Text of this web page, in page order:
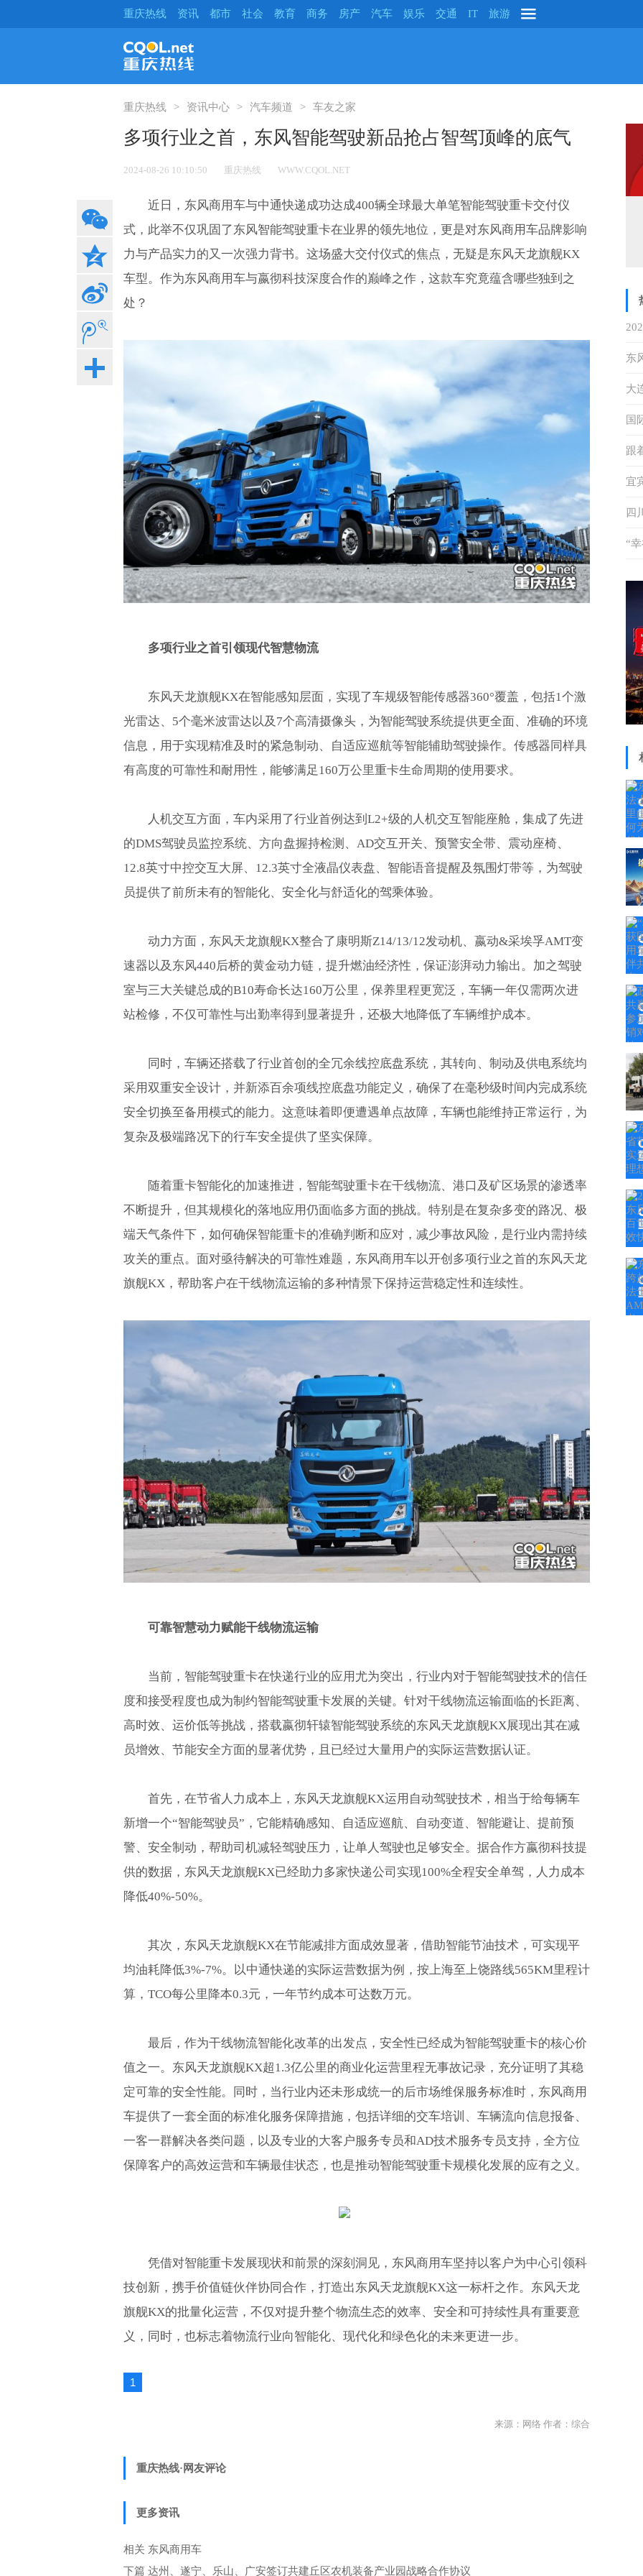
重庆热线 资讯 都市 社会 教育 商务 房产 汽车 娱乐 交通 IT 旅游
重庆热线 资讯中心 汽车频道 车友之家
多项行业之首，东风智能驾驶新品抢占智驾顶峰的底气
2024-08-26 10:10:50 重庆热线 WWW.CQOL.NET
近日，东风商用车与中通快递成功达成400辆全球最大单笔智能驾驶重卡交付仪
式，此举不仅巩固了东风智能驾驶重卡在业界的领先地位，更是对东风商用车品牌影响
力与产品实力的又一次强力背书。这场盛大交付仪式的焦点，无疑是东风天龙旗舰KX
车型。作为东风商用车与嬴彻科技深度合作的巅峰之作，这款车究竟蕴含哪些独到之
处？
多项行业之首引领现代智慧物流
东风天龙旗舰KX在智能感知层面，实现了车规级智能传感器360°覆盖，包括1个激
光雷达、5个毫米波雷达以及7个高清摄像头，为智能驾驶系统提供更全面、准确的环境
信息，用于实现精准及时的紧急制动、自适应巡航等智能辅助驾驶操作。传感器同样具
有高度的可靠性和耐用性，能够满足160万公里重卡生命周期的使用要求。
人机交互方面，车内采用了行业首例达到L2+级的人机交互智能座舱，集成了先进
的DMS驾驶员监控系统、方向盘握持检测、AD交互开关、预警安全带、震动座椅、
12.8英寸中控交互大屏、12.3英寸全液晶仪表盘、智能语音提醒及氛围灯带等，为驾驶
员提供了前所未有的智能化、安全化与舒适化的驾乘体验。
动力方面，东风天龙旗舰KX整合了康明斯Z14/13/12发动机、嬴动&采埃孚AMT变
速器以及东风440后桥的黄金动力链，提升燃油经济性，保证澎湃动力输出。加之驾驶
室与三大关键总成的B10寿命长达160万公里，保养里程更宽泛，车辆一年仅需两次进
站检修，不仅可靠性与出勤率得到显著提升，还极大地降低了车辆维护成本。
同时，车辆还搭载了行业首创的全冗余线控底盘系统，其转向、制动及供电系统均
采用双重安全设计，并新添百余项线控底盘功能定义，确保了在毫秒级时间内完成系统
安全切换至备用模式的能力。这意味着即便遭遇单点故障，车辆也能维持正常运行，为
复杂及极端路况下的行车安全提供了坚实保障。
随着重卡智能化的加速推进，智能驾驶重卡在干线物流、港口及矿区场景的渗透率
不断提升，但其规模化的落地应用仍面临多方面的挑战。特别是在复杂多变的路况、极
端天气条件下，如何确保智能重卡的准确判断和应对，减少事故风险，是行业内需持续
攻关的重点。面对亟待解决的可靠性难题，东风商用车以开创多项行业之首的东风天龙
旗舰KX，帮助客户在干线物流运输的多种情景下保持运营稳定性和连续性。
可靠智慧动力赋能干线物流运输
当前，智能驾驶重卡在快递行业的应用尤为突出，行业内对于智能驾驶技术的信任
度和接受程度也成为制约智能驾驶重卡发展的关键。针对干线物流运输面临的长距离、
高时效、运价低等挑战，搭载嬴彻轩辕智能驾驶系统的东风天龙旗舰KX展现出其在减
员增效、节能安全方面的显著优势，且已经过大量用户的实际运营数据认证。
首先，在节省人力成本上，东风天龙旗舰KX运用自动驾驶技术，相当于给每辆车
新增一个“智能驾驶员”，它能精确感知、自适应巡航、自动变道、智能避让、提前预
警、安全制动，帮助司机减轻驾驶压力，让单人驾驶也足够安全。据合作方嬴彻科技提
供的数据，东风天龙旗舰KX已经助力多家快递公司实现100%全程安全单驾，人力成本
降低40%-50%。
其次，东风天龙旗舰KX在节能减排方面成效显著，借助智能节油技术，可实现平
均油耗降低3%-7%。以中通快递的实际运营数据为例，按上海至上饶路线565KM里程计
算，TCO每公里降本0.3元，一年节约成本可达数万元。
最后，作为干线物流智能化改革的出发点，安全性已经成为智能驾驶重卡的核心价
值之一。东风天龙旗舰KX超1.3亿公里的商业化运营里程无事故记录，充分证明了其稳
定可靠的安全性能。同时，当行业内还未形成统一的后市场维保服务标准时，东风商用
车提供了一套全面的标准化服务保障措施，包括详细的交车培训、车辆流向信息报备、
一客一群解决各类问题，以及专业的大客户服务专员和AD技术服务专员支持，全方位
保障客户的高效运营和车辆最佳状态，也是推动智能驾驶重卡规模化发展的应有之义。
凭借对智能重卡发展现状和前景的深刻洞见，东风商用车坚持以客户为中心引领科
技创新，携手价值链伙伴协同合作，打造出东风天龙旗舰KX这一标杆之作。东风天龙
旗舰KX的批量化运营，不仅对提升整个物流生态的效率、安全和可持续性具有重要意
义，同时，也标志着物流行业向智能化、现代化和绿色化的未来更进一步。
1
来源：网络 作者：综合
重庆热线·网友评论
更多资讯
相关 东风商用车
下篇 达州、遂宁、乐山、广安签订共建丘区农机装备产业园战略合作协议
象
东
答
大
升
国
秘
跟
特
宜
度
四
“